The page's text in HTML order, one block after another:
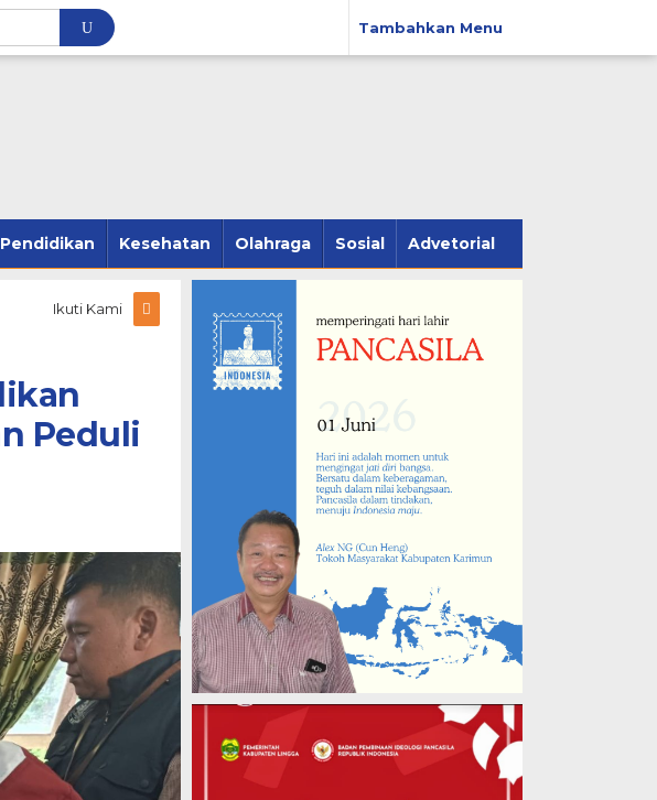
Tambahkan Menu
Pendidikan Kesehatan Olahraga Sosial Advetorial
Ikuti Kami
Peduli